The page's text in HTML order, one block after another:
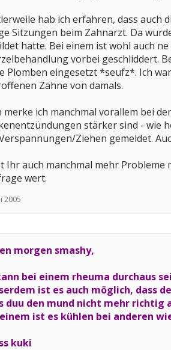
hab ich erfahren, dass auch
Sitzungen beim Zahnarzt. Da
hatte. Bei einem ist wohl auch
vorbei geschliddert.
Plomben eingesetzt *seufz*. Ich
Zähne von damals.
merke ich manchmal vorallem bei
stärker sind - wie
Ziehen gemeldet.
Ihr auch manchmal mehr Probleme
wert.
2005
morgen smashy,
bei einem rheuma durchaus
ist es auch möglich, dass
duu den mund nicht mehr
ist es kühlen bei anderen
kuki